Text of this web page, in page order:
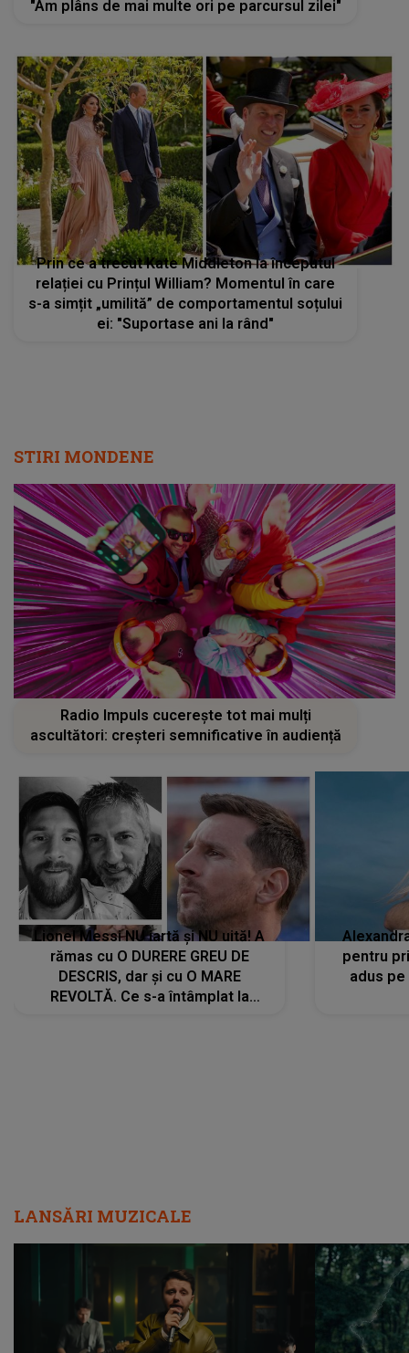
"Am plâns de mai multe ori pe parcursul zilei"
Prin ce a trecut Kate Middleton la începutul
relației cu Prințul William? Momentul în care
s-a simțit „umilită” de comportamentul soțului
ei: "Suportase ani la rând"
STIRI MONDENE
Radio Impuls cucerește tot mai mulți
ascultători: creșteri semnificative în audiență
Lionel Messi NU iartă și NU uită! A
rămas cu O DURERE GREU DE
DESCRIS, dar și cu O MARE
REVOLTĂ. Ce s-a întâmplat la
pentru
adus
LANSĂRI MUZICALE